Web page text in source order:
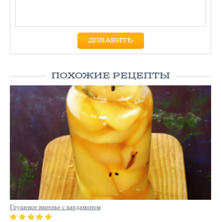
ПОХОЖИЕ РЕЦЕПТЫ
Грушевое варенье с кардамоном